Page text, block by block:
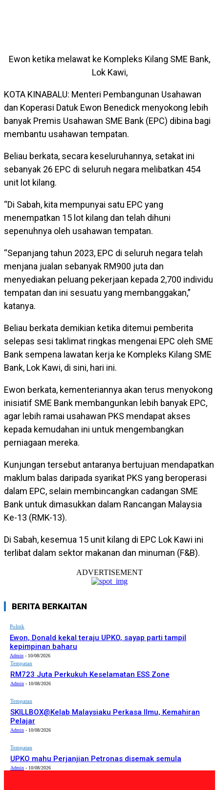
Ewon ketika melawat ke Kompleks Kilang SME Bank,
Lok Kawi,
KOTA KINABALU: Menteri Pembangunan Usahawan
dan Koperasi Datuk Ewon Benedick menyokong lebih
banyak Premis Usahawan SME Bank (EPC) dibina bagi
membantu usahawan tempatan.
Beliau berkata, secara keseluruhannya, setakat ini
sebanyak 26 EPC di seluruh negara melibatkan 454
unit lot kilang.
“Di Sabah, kita mempunyai satu EPC yang
menempatkan 15 lot kilang dan telah dihuni
sepenuhnya oleh usahawan tempatan.
“Sepanjang tahun 2023, EPC di seluruh negara telah
menjana jualan sebanyak RM900 juta dan
menyediakan peluang pekerjaan kepada 2,700 individu
tempatan dan ini sesuatu yang membanggakan,”
katanya.
Beliau berkata demikian ketika ditemui pemberita
selepas sesi taklimat ringkas mengenai EPC oleh SME
Bank sempena lawatan kerja ke Kompleks Kilang SME
Bank, Lok Kawi, di sini, hari ini.
Ewon berkata, kementeriannya akan terus menyokong
inisiatif SME Bank membangunkan lebih banyak EPC,
agar lebih ramai usahawan PKS mendapat akses
kepada kemudahan ini untuk mengembangkan
perniagaan mereka.
Kunjungan tersebut antaranya bertujuan mendapatkan
maklum balas daripada syarikat PKS yang beroperasi
dalam EPC, selain membincangkan cadangan SME
Bank untuk dimasukkan dalam Rancangan Malaysia
Ke-13 (RMK-13).
Di Sabah, kesemua 15 unit kilang di EPC Lok Kawi ini
terlibat dalam sektor makanan dan minuman (F&B).
ADVERTISEMENT
BERITA BERKAITAN
Politik
Ewon, Donald kekal teraju UPKO, sayap parti tampil
kepimpinan baharu
Admin - 10/08/2026
Tempatan
RM723 Juta Perkukuh Keselamatan ESS Zone
Admin - 10/08/2026
Tempatan
SKILLBOX@Kelab Malaysiaku Perkasa Ilmu, Kemahiran
Pelajar
Admin - 10/08/2026
Tempatan
UPKO mahu Perjanjian Petronas disemak semula
Admin - 10/08/2026